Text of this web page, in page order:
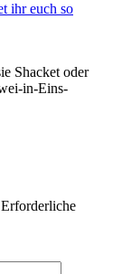
ihr euch so
Shacket oder
in-Eins-
Erforderliche